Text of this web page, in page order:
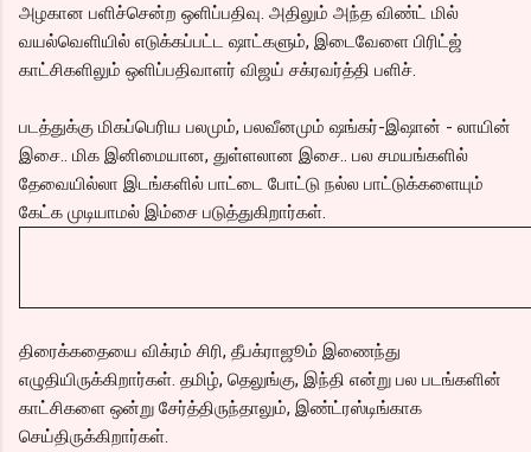
அழகான பளிச்சென்ற ஒளிப்பதிவு. அதிலும் அந்த விண்ட் மில்
வயல்வெளியில் எடுக்கப்பட்ட ஷாட்களும், இடைவேளை பிரிட்ஜ்
காட்சிகளிலும் ஒளிப்பதிவாளர் விஜய் சக்ரவர்த்தி பளிச்.
படத்துக்கு மிகப்பெரிய பலமும், பலவீனமும் ஷங்கர்-இஷான் - லாயின்
இசை.. மிக இனிமையான, துள்ளலான இசை.. பல சமயங்களில்
தேவையில்லா இடங்களில் பாட்டை போட்டு நல்ல பாட்டுக்களையும்
கேட்க முடியாமல் இம்சை படுத்துகிறார்கள்.
திரைக்கதையை விக்ரம் சிரி, தீபக்ராஜூம் இணைந்து
எழுதியிருக்கிறார்கள். தமிழ், தெலுங்கு, இந்தி என்று பல படங்களின்
காட்சிகளை ஒன்று சேர்த்திருந்தாலும், இண்ட்ரஸ்டிங்காக
செய்திருக்கிறார்கள்.